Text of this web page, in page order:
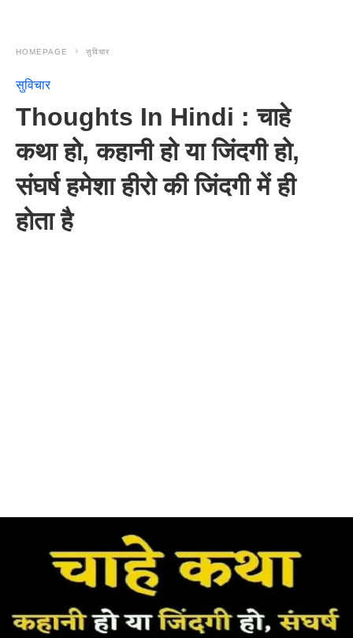
HOMEPAGE सुविचार
सुविचार
Thoughts In Hindi : चाहे
कथा हो, कहानी हो या जिंदगी हो,
संघर्ष हमेशा हीरो की जिंदगी में ही
होता है